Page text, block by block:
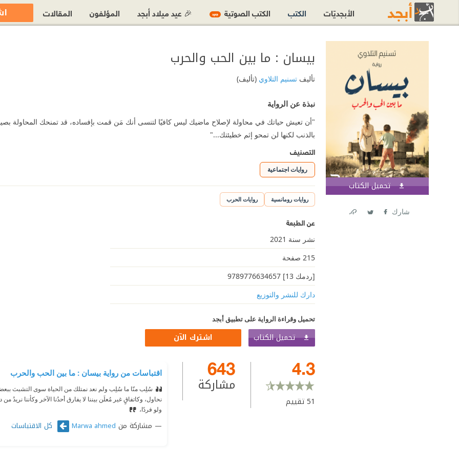
تحميل الكتاب اشترك الآن
شارك
بيسان : ما بين الحب والحرب
تأليفتسنيم التلاوي(تأليف)
نبذة عن الرواية
"أن تعيش حياتك في محاولة لإصلاح ماضيك ليس كافيًا لتنسى أنك مَن قمت بإفساده، قد تمنحك
بالذنب لكنها لن تمحو إثم خطيئتك..."
التصنيف
روايات اجتماعية
روايات رومانسية روايات الحرب
عن الطبعة
نشر سنة 2021
215 صفحة
[ردمك 13] 9789776634657
دارك للنشر والتوزيع
تحميل وقراءة الرواية على تطبيق أبجد
تحميل الكتاب اشترك الآن
4.3
51تقييم
643
مشاركة
اقتباسات من رواية بيسان : ما بين الحب والحرب
سُلِب منّا ما سُلِب ولم نعد نمتلك من الحياة سوى التشبث
نحاول، وكاتفاقٍ غير مُعلَن بيننا لا يفارق أحدُنا الآخر وكأننا نريدُ
ولو فردًا،
مشاركة من Marwa ahmed كل الاقتباسات
الأبجديّات الكتب الكتب الصوتية جديد 🎉 عيد ميلاد أبجد المؤلفون المقالات